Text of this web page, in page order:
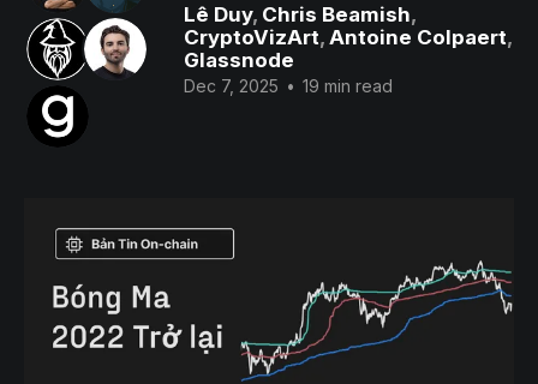
Lê Duy, Chris Beamish,
CryptoVizArt, Antoine Colpaert,
Glassnode
Dec 7, 2025 • 19 min read